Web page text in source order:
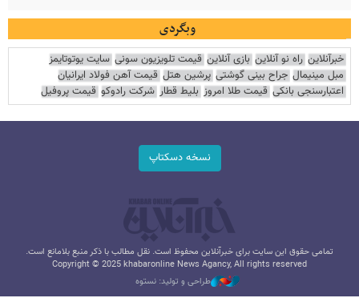
وبگردی
خبرآنلاین راه نو آنلاین بازی آنلاین قیمت تلویزیون سونی سایت یوتوتایمز
مبل مینیمال جراح بینی گوشتی پرشین هتل قیمت آهن فولاد ایرانیان
اعتبارسنجی بانکی قیمت طلا امروز بلیط قطار شرکت رادوکو قیمت پروفیل
نسخه دسکتاپ
تمامی حقوق این سایت برای خبرآنلاین محفوظ است. نقل مطالب با ذکر منبع بلامانع است.
Copyright © 2025 khabaronline News Agancy, All rights reserved
طراحی و تولید: نستوه